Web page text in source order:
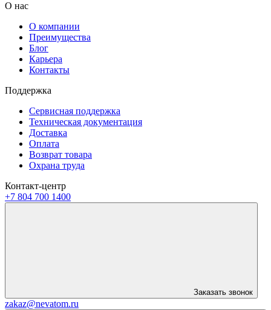
О нас
О компании
Преимущества
Блог
Карьера
Контакты
Поддержка
Сервисная поддержка
Техническая документация
Доставка
Оплата
Возврат товара
Охрана труда
Контакт-центр
+7 804 700 1400
Заказать звонок
zakaz@nevatom.ru